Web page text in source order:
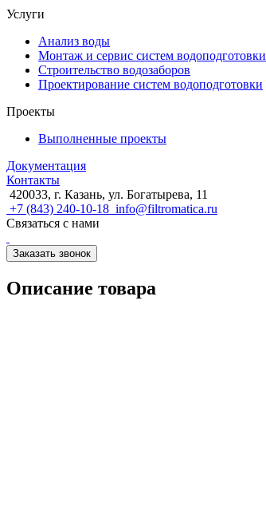
Услуги
Анализ воды
Монтаж и сервис систем водоподготовки
Строительство водозаборов
Проектирование систем водоподготовки
Проекты
Выполненные проекты
Документация
Контакты
420033, г. Казань, ул. Богатырева, 11
+7 (843) 240-10-18 info@filtromatica.ru
Связаться с нами
Заказать звонок
Описание товара